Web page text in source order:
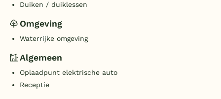
Duiken / duiklessen
Omgeving
Waterrijke omgeving
Algemeen
Oplaadpunt elektrische auto
Receptie